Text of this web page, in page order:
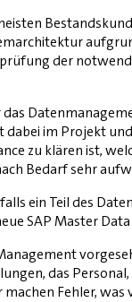
der
im Projekt
zu klären ist,
Bedarf sehr
ein Teil des
SAP Master
das
Fehler, was